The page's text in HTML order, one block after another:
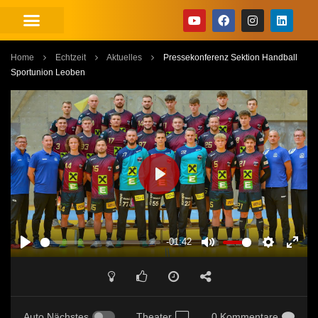
Home Echtzeit Aktuelles
Pressekonferenz Sektion Handball
Sportunion Leoben
PLAY
-01:42
MUTE SETTINGS
PLAY